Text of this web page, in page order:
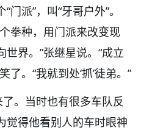
派”，叫“牙哥户外”。
拳种，用门派来改变现
界。”张继星说。“成立
。“我就到处‘抓’徒弟。”
了。当时也有很多车队反
觉得他看别人的车时眼神